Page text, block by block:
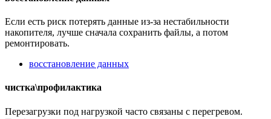
Если есть риск потерять данные из-за нестабильности
накопителя, лучше сначала сохранить файлы, а потом
ремонтировать.
восстановление данных
чистка\профилактика
Перезагрузки под нагрузкой часто связаны с перегревом.